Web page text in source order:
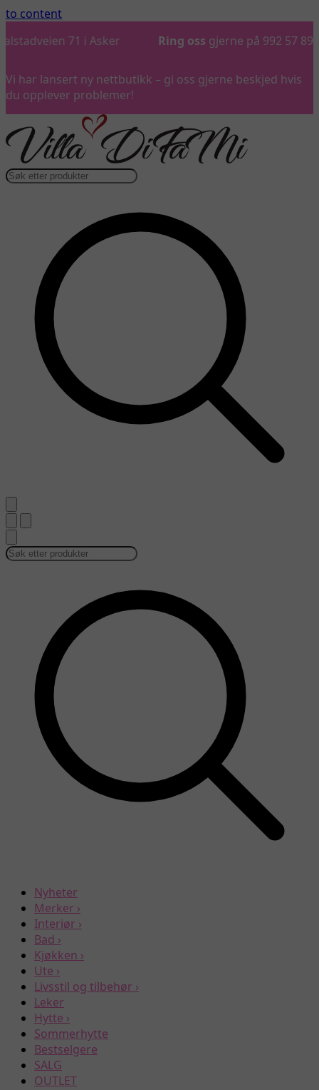
to content
Ring ossgjerne på 992 57 899
Vi har lansert ny nettbutikk – gi oss gjerne beskjed hvis
du opplever problemer!
Nyheter
Merker ›
Interiør ›
Bad ›
Kjøkken ›
Ute ›
Livsstil og tilbehør ›
Leker
Hytte ›
Sommerhytte
Bestselgere
SALG
OUTLET